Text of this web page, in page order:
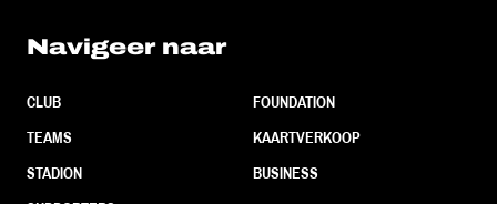
Navigeer naar
CLUB
TEAMS
STADION
FOUNDATION
KAARTVERKOOP
BUSINESS